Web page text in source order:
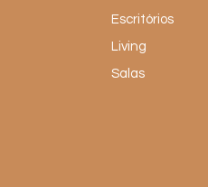
Escritórios
Living
Salas